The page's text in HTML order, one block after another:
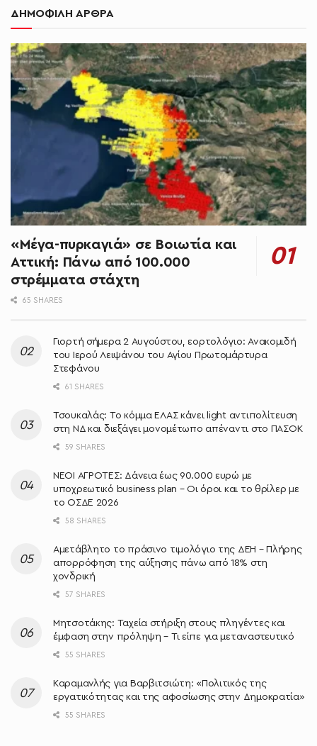
ΔΗΜΟΦΙΛΗ ΑΡΘΡΑ
«Μέγα-πυρκαγιά» σε Βοιωτία και
Αττική: Πάνω από 100.000
στρέμματα στάχτη
65 SHARES
Γιορτή σήμερα 2 Αυγούστου, εορτολόγιο: Ανακομιδή
του Ιερού Λειψάνου του Αγίου Πρωτομάρτυρα
Στεφάνου
61 SHARES
Τσουκαλάς: Το κόμμα ΕΛΑΣ κάνει light αντιπολίτευση
στη ΝΔ και διεξάγει μονομέτωπο απέναντι στο ΠΑΣΟΚ
59 SHARES
ΝΕΟΙ ΑΓΡΟΤΕΣ: Δάνεια έως 90.000 ευρώ με
υποχρεωτικό business plan – Οι όροι και το θρίλερ με
το ΟΣΔΕ 2026
58 SHARES
Αμετάβλητο το πράσινο τιμολόγιο της ΔΕΗ – Πλήρης
απορρόφηση της αύξησης πάνω από 18% στη
χονδρική
57 SHARES
Μητσοτάκης: Ταχεία στήριξη στους πληγέντες και
έμφαση στην πρόληψη – Τι είπε για μεταναστευτικό
55 SHARES
Καραμανλής για Βαρβιτσιώτη: «Πολιτικός της
εργατικότητας και της αφοσίωσης στην Δημοκρατία»
55 SHARES